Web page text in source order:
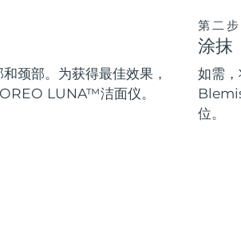
颈部。为获得最佳效果，
LUNA™洁面仪。
第二步
涂抹
如需
位。